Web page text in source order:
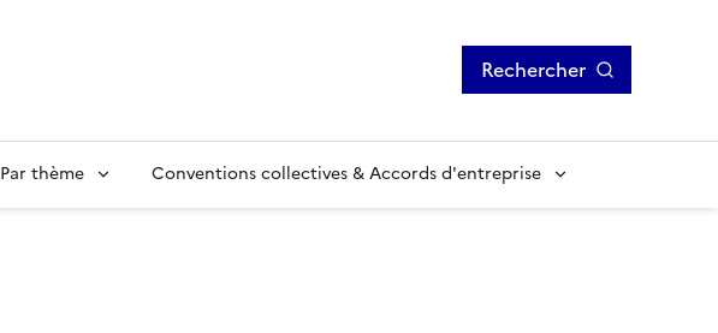
Rechercher
Par thème Conventions collectives & Accords d'entreprise